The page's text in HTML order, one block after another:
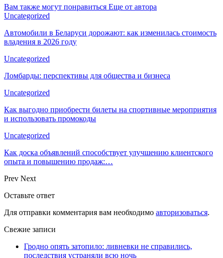
Вам также могут понравиться Еще от автора
Uncategorized
Автомобили в Беларуси дорожают: как изменилась стоимость
владения в 2026 году
Uncategorized
Ломбарды: перспективы для общества и бизнеса
Uncategorized
Как выгодно приобрести билеты на спортивные мероприятия
и использовать промокоды
Uncategorized
Как доска объявлений способствует улучшению клиентского
опыта и повышению продаж:…
Prev Next
Оставьте ответ
Для отправки комментария вам необходимо авторизоваться.
Свежие записи
Гродно опять затопило: ливневки не справились,
последствия устраняли всю ночь